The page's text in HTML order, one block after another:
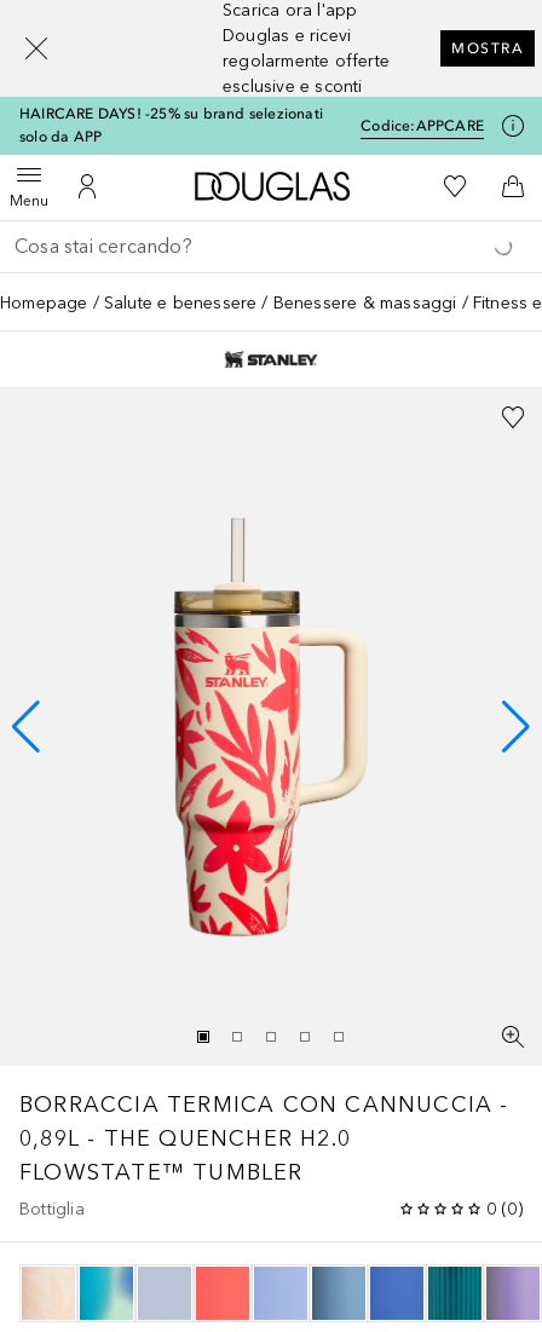
Scarica ora l'app
Douglas e ricevi
regolarmente offerte
esclusive e sconti
MOSTRA
HAIRCARE DAYS! -25% su brand selezionati
solo da APP
Codice:APPCARE
MenuApri menuAl Mio Account
A Douglas HomeAlla Mia
Al
Torna indietro
Esegui ricerca
Homepage Salute e benessere Benessere & massaggi Fitness
BORRACCIA TERMICA CON CANNUCCIA -
0,89L - THE QUENCHER H2.0
FLOWSTATE™ TUMBLER
Bottiglia 0 (0)
[navigation.slideout.screenreader]